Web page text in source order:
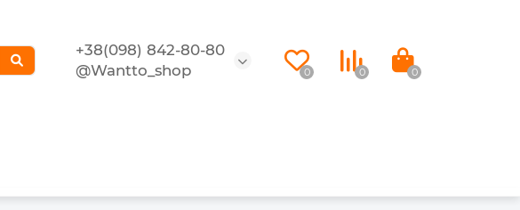
+38(098) 842-80-80
@Wantto_shop
0 0 0